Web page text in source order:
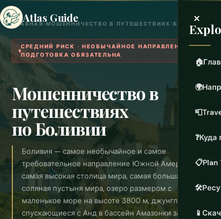
Atlas Guide ×
🏠
🌍
📮
❓Куда
📋Plan
🛠️
📱
ГЛАВНАЯ›МОШЕННИЧЕСТВО В ПУТЕШЕСТВИЯХ ›БОЛИВИЯ
СРЕДНИЙ РИСК · НЕОБЫЧАЙНОЕ НАПРАВЛЕНИЕ —
ПОДГОТОВКА ОБЯЗАТЕЛЬНА
Мошенничество в
путешествиях
по Боливии
Боливия — самое необычайное и самое
требовательное направление Южной Америки —
самая высокая столица мира, самая большая
соляная пустыня мира, озеро размером с
маленькое море на высоте 3800 м, джунгли,
спускающиеся с Анд в бассейн Амазонки за один